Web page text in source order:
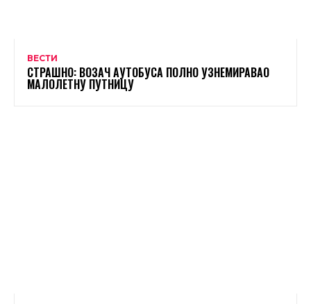
ВЕСТИ
СТРАШНО: ВОЗАЧ АУТОБУСА ПОЛНО УЗНЕМИРАВАО
МАЛОЛЕТНУ ПУТНИЦУ